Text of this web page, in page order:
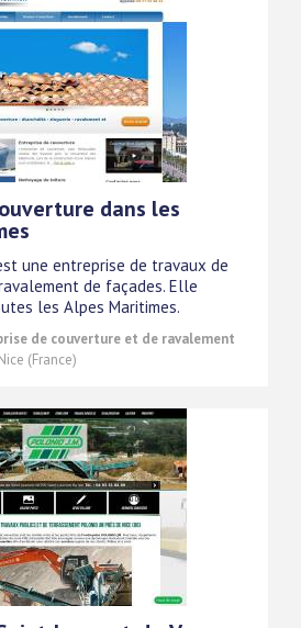
dans les
une entreprise de travaux de
de façades. Elle
les Alpes Maritimes.
de couverture et de ravalement
(France)